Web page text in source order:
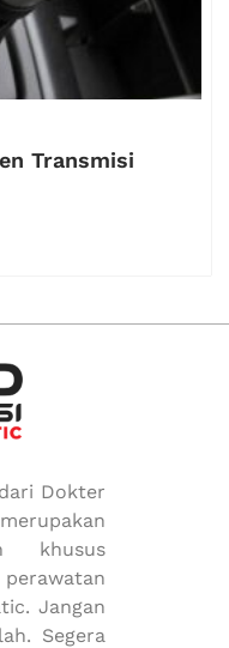
Transmisi
Dokter
khusus
Jangan
Segera